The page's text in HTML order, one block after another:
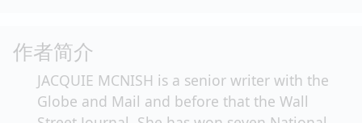
作者简介
JACQUIE MCNISH is a senior writer with the
Globe and Mail and before that the Wall